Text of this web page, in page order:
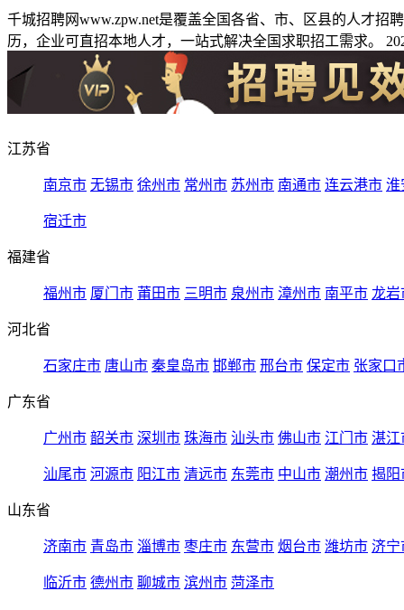
千城招聘网www.zpw.net是覆盖全国各省、市、区县的人才
历，企业可直招本地人才，一站式解决全国求职招工需求。
江苏省
南京市 无锡市 徐州市 常州市 苏州市 南通市 连云港市 淮
宿迁市
福建省
福州市 厦门市 莆田市 三明市 泉州市 漳州市 南平市 龙岩
河北省
石家庄市 唐山市 秦皇岛市 邯郸市 邢台市 保定市 张家口
广东省
广州市 韶关市 深圳市 珠海市 汕头市 佛山市 江门市 湛江
汕尾市 河源市 阳江市 清远市 东莞市 中山市 潮州市 揭阳
山东省
济南市 青岛市 淄博市 枣庄市 东营市 烟台市 潍坊市 济宁
临沂市 德州市 聊城市 滨州市 菏泽市